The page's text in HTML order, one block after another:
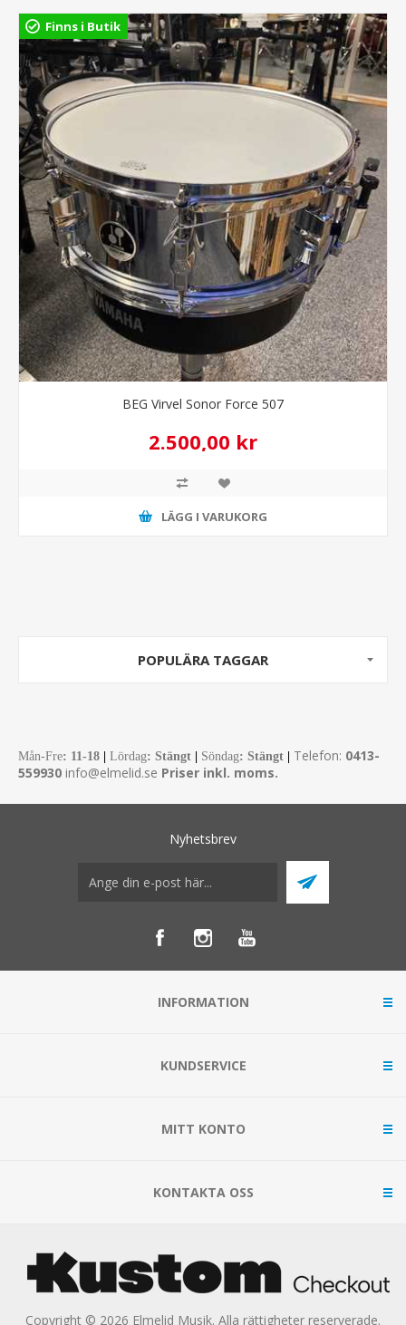
Finns i Butik
BEG Virvel Sonor Force 507
2.500,00 kr
LÄGG I VARUKORG
POPULÄRA TAGGAR
Mån-Fre: 11-18 Lördag: Stängt Söndag: Stängt Telefon: 0413-
559930 info@elmelid.se Priser inkl. moms.
Nyhetsbrev
INFORMATION
KUNDSERVICE
MITT KONTO
KONTAKTA OSS
Copyright © 2026 Elmelid Musik. Alla rättigheter reserverade.